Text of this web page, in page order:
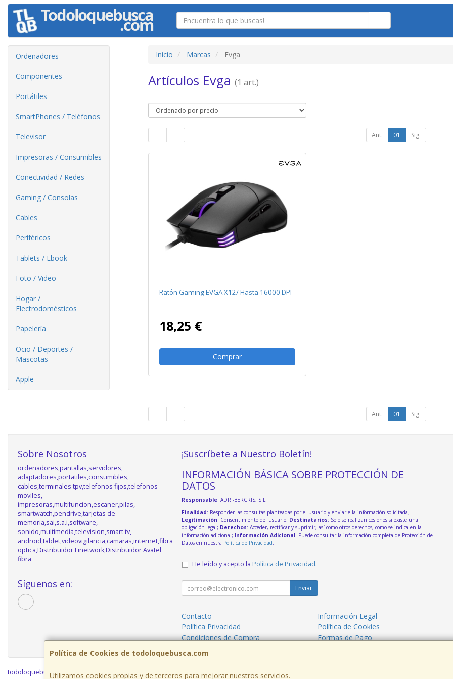
Ordenadores
Componentes
Portátiles
SmartPhones / Teléfonos
Televisor
Impresoras / Consumibles
Conectividad / Redes
Gaming / Consolas
Cables
Periféricos
Tablets / Ebook
Foto / Video
Hogar /
Electrodomésticos
Papelería
Ocio / Deportes /
Mascotas
Apple
Inicio Marcas Evga
Artículos Evga (1 art.)
Ant. 01 Sig.
Ratón Gaming EVGA X12/ Hasta 16000 DPI
18,25 €
Comprar
Ant. 01 Sig.
Política de Cookies de todoloquebusca.com
Utilizamos cookies propias y de terceros para mejorar nuestros servicios.
Sobre Nosotros
ordenadores,pantallas,servidores,
adaptadores,portatiles,consumibles,
cables,terminales tpv,telefonos fijos,telefonos
moviles,
impresoras,multifuncion,escaner,pilas,
smartwatch,pendrive,tarjetas de
memoria,sai,s.a.i,software,
sonido,multimedia,television,smart tv,
android,tablet,videovigilancia,camaras,internet,fibra
optica,Distribuidor Finetwork,Distribuidor Avatel
fibra
Síguenos en:
¡Suscríbete a Nuestro Boletín!
INFORMACIÓN BÁSICA SOBRE PROTECCIÓN DE
DATOS
Responsable: ADRI-BERCRIS, S.L.
Finalidad: Responder las consultas planteadas por el usuario y enviarle la información solicitada;
Legitimación: Consentimiento del usuario; Destinatarios: Solo se realizan cesiones si existe una
obligación legal; Derechos: Acceder, rectificar y suprimir, así como otros derechos, como se indica en la
información adicional; Información Adicional: Puede consultar la información completa de Protección de
Datos en nuestra Política de Privacidad.
He leído y acepto la Política de Privacidad.
Enviar
Contacto
Información Legal
Política Privacidad
Política de Cookies
Condiciones de Compra
Formas de Pago
todoloquebusca.com © 2026